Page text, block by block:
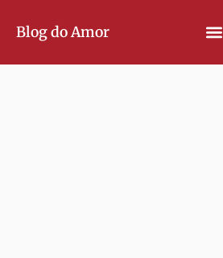
Blog do Amor